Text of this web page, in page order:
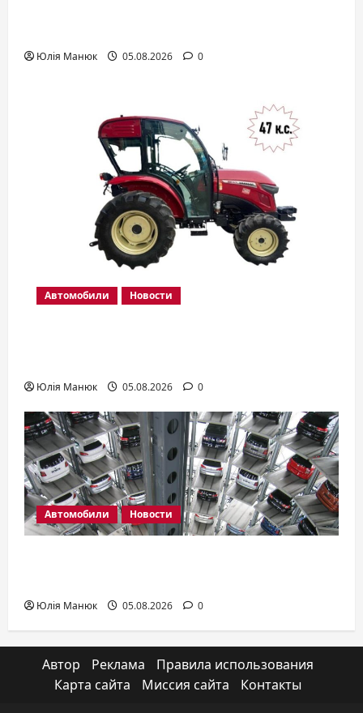
Юлія Манюк 05.08.2026 0
Автомобили Новости
Юлія Манюк 05.08.2026 0
Автомобили Новости
Юлія Манюк 05.08.2026 0
Автор Реклама
Правила использования
Карта сайта
Миссия сайта Контакты